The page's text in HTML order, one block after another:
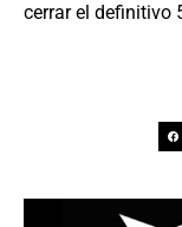
cerrar el definitivo